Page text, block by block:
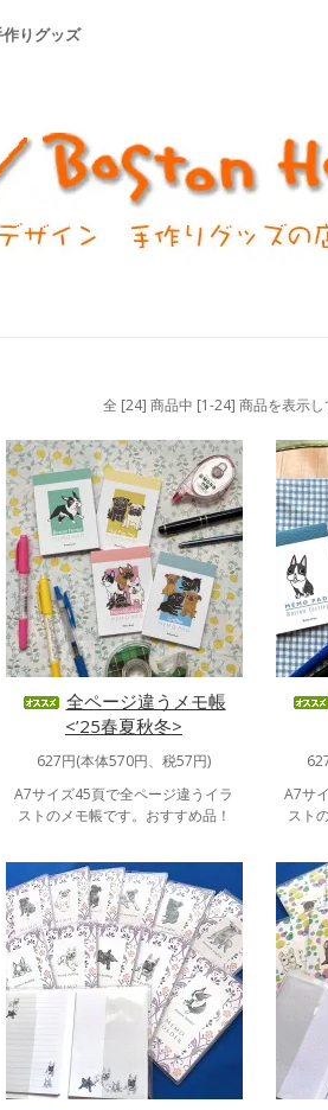
りグッズ
全 [24] 商品中 [1-24] 商品を表示し
全ページ違うメモ帳
<’25春夏秋冬>
627円(本体570円、税57円)
A7サイズ45頁で全ページ違うイラ
ストのメモ帳です。おすすめ品！
A7サ
スト